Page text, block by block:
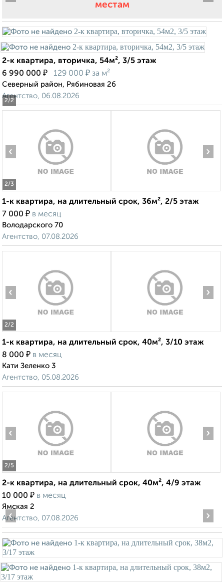
местам
2/2
2-к квартира, вторичка, 54м², 3/5 этаж
6 990 000 ₽ 129 000 ₽ за м²
Северный район, Рябиновая 26
Агентство, 06.08.2026
2/3
‹ ›
1-к квартира, на длительный срок, 36м², 2/5 этаж
7 000 ₽ в месяц
Володарского 70
Агентство, 07.08.2026
2/2
‹ ›
1-к квартира, на длительный срок, 40м², 3/10 этаж
8 000 ₽ в месяц
Кати Зеленко 3
Агентство, 05.08.2026
2/5
‹ ›
2-к квартира, на длительный срок, 40м², 4/9 этаж
10 000 ₽ в месяц
Ямская 2
Агентство, 07.08.2026
‹ ›